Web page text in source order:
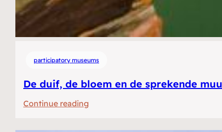
participatory museums
De duif, de bloem en de sprekende
Continue reading:
duif,